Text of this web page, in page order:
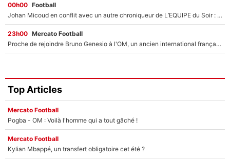
00h00 Football
Johan Micoud en conflit avec un autre chroniqueur de L’EQUIPE du Soir : «Pendant un moment, je ne les ai pas remis ensemble dans l'émission»
23h00 Mercato Football
Proche de rejoindre Bruno Genesio à l'OM, un ancien international français va finalement débarquer... sur RMC !
Top Articles
Mercato Football
Pogba - OM : Voilà l'homme qui a tout gâché !
Mercato Football
Kylian Mbappé, un transfert obligatoire cet été ?